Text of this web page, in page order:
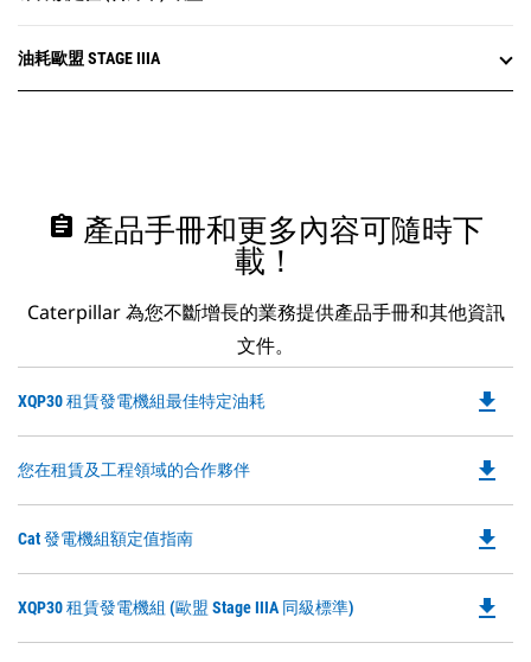
油耗歐盟 STAGE IIIA
assignment 產品手冊和更多內容可隨時下
載！
Caterpillar 為您不斷增長的業務提供產品手冊和其他資訊
文件。
XQP30 租賃發電機組最佳特定油耗
a
file_download
您在租賃及工程領域的合作夥伴
a
file_download
Cat 發電機組額定值指南
a
file_download
XQP30 租賃發電機組 (歐盟 Stage IIIA 同級標準) file_download